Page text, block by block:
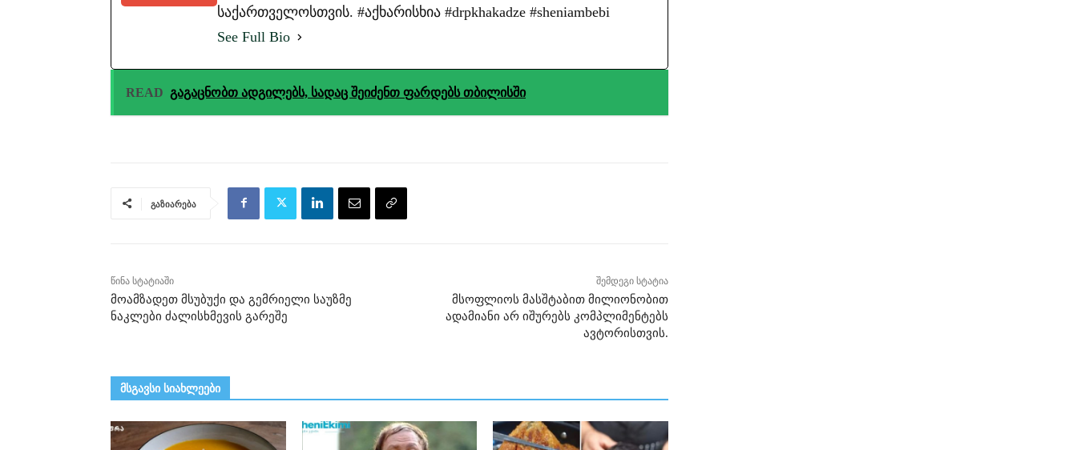
საქართველოსთვის. #აქხარისხია #drpkhakadze #sheniambebi
See Full Bio
READ გაგაცნობთ ადგილებს, სადაც შეიძენთ ფარდებს თბილისში
გაზიარება
წინა სტატიაში
მოამზადეთ მსუბუქი და გემრიელი საუზმე
ნაკლები ძალისხმევის გარეშე
შემდეგი სტატია
მსოფლიოს მასშტაბით მილიონობით
ადამიანი არ იშურებს კომპლიმენტებს
ავტორისთვის.
მსგავსი სიახლეები